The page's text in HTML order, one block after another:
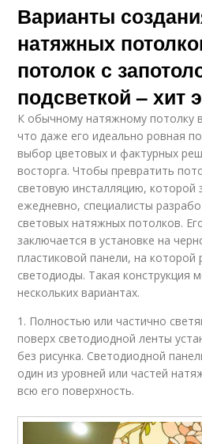
Варианты
натяжных
потолок с
подсветкой – хит
К обычному натяжному потолку
что даже его идеально ровная
выбор цветовых и фактурных
восторга. Чтобы превратить
световую инсталляцию, которой
ежедневно, специалисты
световых натяжных потолков.
заключается в установке на
пластиковой панели, на которой
светодиоды. Такая конструкция
нескольких вариантах.
1. Полностью или частично
поверх светодиодной ленты
без рисунка. Светодиодной
один из уровней или частей
всю его поверхность.